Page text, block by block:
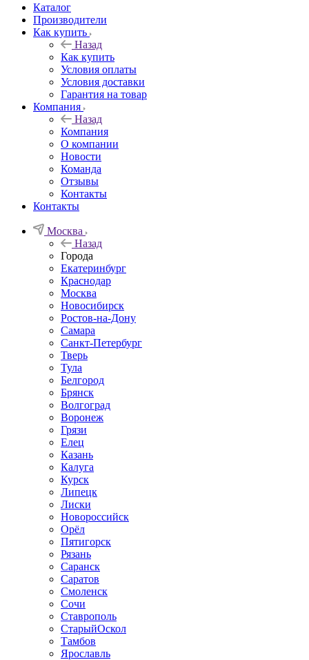
Каталог
Производители
Как купить
Назад
Как купить
Условия оплаты
Условия доставки
Гарантия на товар
Компания
Назад
Компания
О компании
Новости
Команда
Отзывы
Контакты
Контакты
Москва
Назад
Города
Екатеринбург
Краснодар
Москва
Новосибирск
Ростов-на-Дону
Самара
Санкт-Петербург
Тверь
Тула
Белгород
Брянск
Волгоград
Воронеж
Грязи
Елец
Казань
Калуга
Курск
Липецк
Лиски
Новороссийск
Орёл
Пятигорск
Рязань
Саранск
Саратов
Смоленск
Сочи
Ставрополь
СтарыйОскол
Тамбов
Ярославль